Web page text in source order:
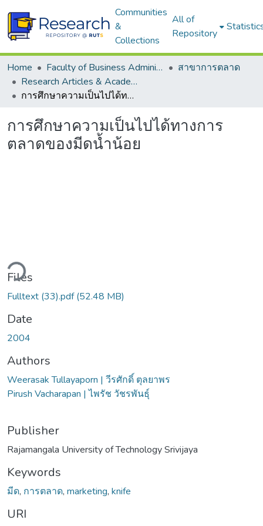
Communities
&
Collections
All of
Repository
Home Faculty of Business Administration
สาขาการตลาด
Research Articles & Academic Papers
การศึกษาความเป็นไปได้ทางการตลาดของมีดน้ำน้อย
การศึกษาความเป็นไปได้ทางการ
ตลาดของมีดน้ำน้อย
Files
Fulltext (33).pdf(52.48 MB)
Date
2004
Authors
Weerasak Tullayaporn | วีรศักดิ์ ตุลยาพร
Pirush Vacharapan | ไพรัช วัชรพันธุ์
Publisher
Rajamangala University of Technology Srivijaya
Keywords
มีด, การตลาด, marketing, knife
URI